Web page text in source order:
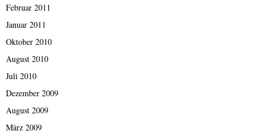
Februar 2011
Januar 2011
Oktober 2010
August 2010
Juli 2010
Dezember 2009
August 2009
März 2009